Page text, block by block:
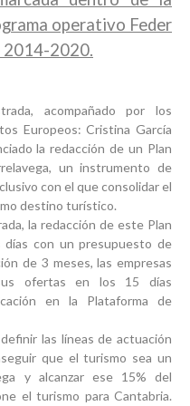
operativo Feder
2014-2020.
acompañado por los
Europeos: Cristina García
la redacción de un Plan
, un instrumento de
con el que consolidar el
destino turístico.
la redacción de este Plan
días con un presupuesto de
de 3 meses, las empresas
ofertas en los 15 días
en la Plataforma de
las líneas de actuación
que el turismo sea un
y alcanzar ese 15% del
el turismo para Cantabria.